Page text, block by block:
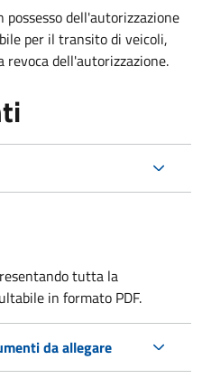
dell'autorizzazione
per il transito di veicoli,
revoca dell'autorizzazione.
tutta la
in formato PDF.
da allegare